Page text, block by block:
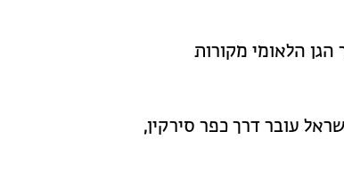
הלאומי מקורות
עובר דרך כפר סירקין,